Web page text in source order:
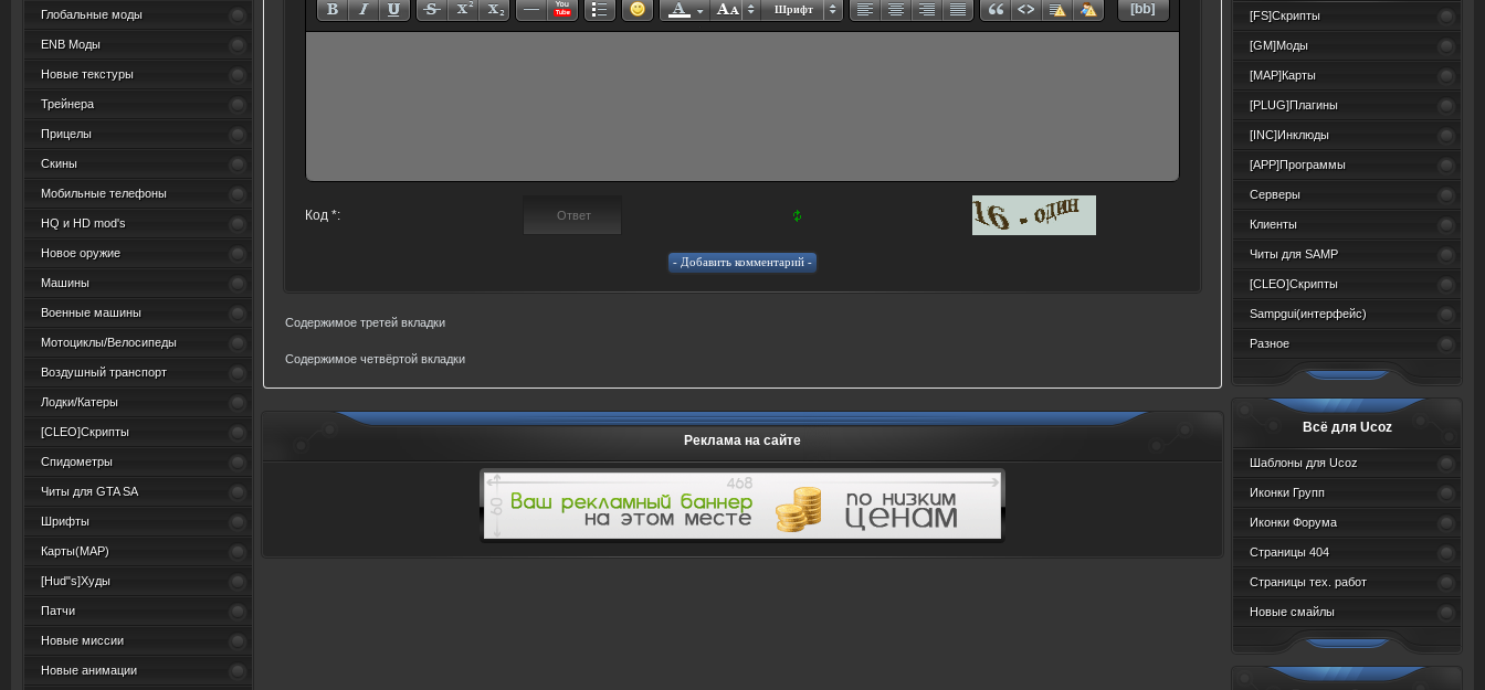
Глобальные моды
ENB Моды
Новые текстуры
Трейнера
Прицелы
Скины
Мобильные телефоны
HQ и HD mod's
Новое оружие
Машины
Военные машины
Мотоциклы/Велосипеды
Воздушный транспорт
Лодки/Катеры
[CLEO]Скрипты
Спидометры
Читы для GTA SA
Шрифты
Карты(MAP)
[Hud"s]Худы
Патчи
Новые миссии
Новые анимации
[FS]Скрипты
[GM]Моды
[MAP]Карты
[PLUG]Плагины
[INC]Инклюды
[APP]Программы
Серверы
Клиенты
Читы для SAMP
[CLEO]Скрипты
Sampgui(интерфейс)
Разное
Всё для Ucoz
Шаблоны для Ucoz
Иконки Групп
Иконки Форума
Страницы 404
Страницы тех. работ
Новые смайлы
Шрифт
Код *:
Содержимое третей вкладки
Содержимое четвёртой вкладки
Реклама на сайте